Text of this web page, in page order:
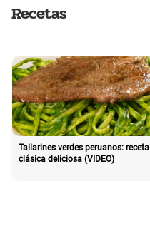
Recetas
Tallarines verdes peruanos: receta
clásica deliciosa (VIDEO)